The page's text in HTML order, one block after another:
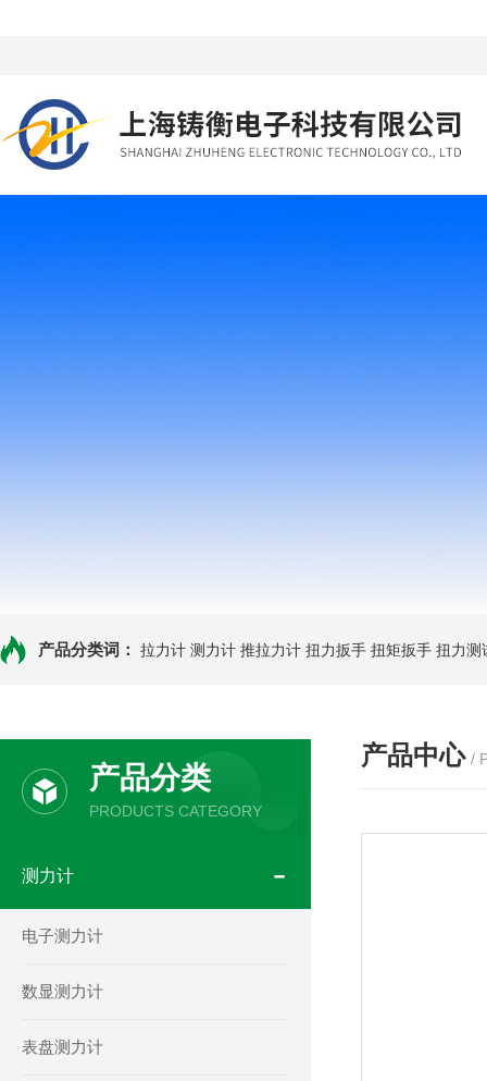
产品分类词： 拉力计 测力计 推拉力计 扭力扳手 扭矩扳手 扭力测
产品分类
PRODUCTS CATEGORY
测力计
电子测力计
数显测力计
表盘测力计
产品中心 /